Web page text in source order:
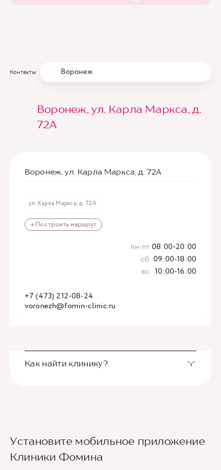
Контакты Воронеж
Воронеж, ул. Карла Маркса, д.
72А
Воронеж, ул. Карла Маркса, д. 72А
ул. Карла Маркса, д. 72А
→ Построить маршрут
voronezh@fomin-clinic.ru
+7 (473) 212-08-24
пн-пт 08:00-20:00
сб 09:00-18:00
вс 10:00-16:00
Как найти клинику?
Если вы или ваши родственники относитесь к
категории людей маломобильных граждан,
ограниченных в передвижении, и хотите лично
Установите мобильное приложение
Клиники Фомина